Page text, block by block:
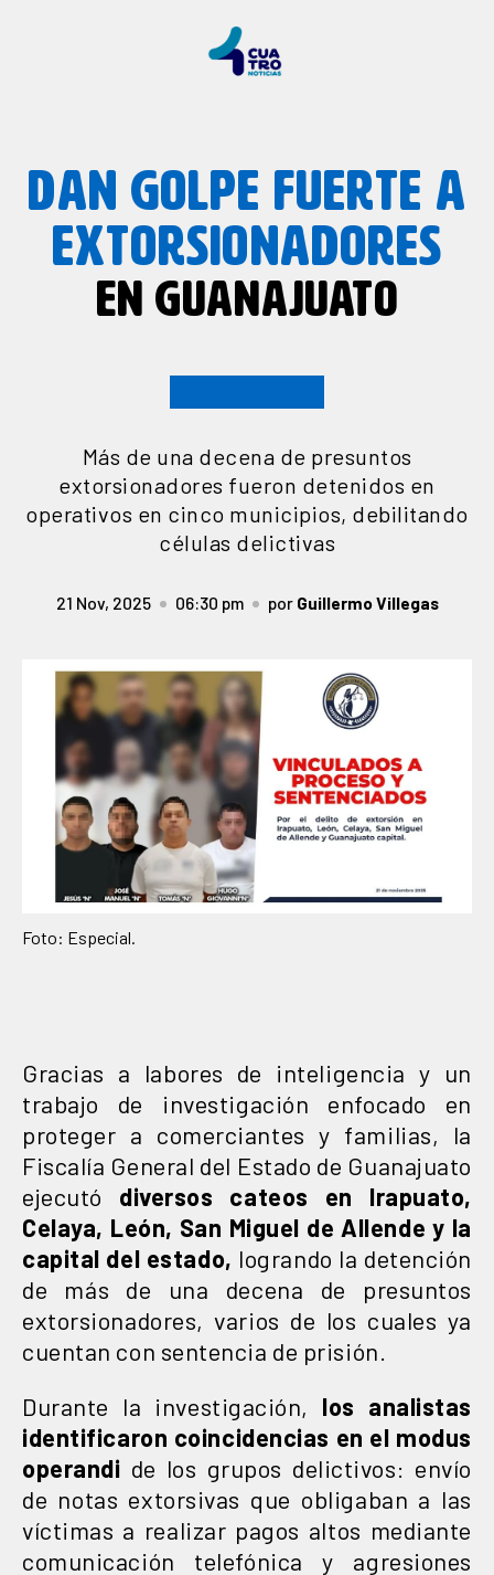
DAN GOLPE FUERTE A
EXTORSIONADORES
EN GUANAJUATO
Más de una decena de presuntos
extorsionadores fueron detenidos en
operativos en cinco municipios, debilitando
células delictivas
21 Nov, 2025 06:30 pm por Guillermo Villegas
Foto: Especial.
Gracias a labores de inteligencia y un
trabajo de investigación enfocado en
proteger a comerciantes y familias, la
Fiscalía General del Estado de Guanajuato
ejecutó diversos cateos en Irapuato,
Celaya, León, San Miguel de Allende y la
capital del estado, logrando la detención
de más de una decena de presuntos
extorsionadores, varios de los cuales ya
cuentan con sentencia de prisión.
Durante la investigación, los analistas
identificaron coincidencias en el modus
operandi de los grupos delictivos: envío
de notas extorsivas que obligaban a las
víctimas a realizar pagos altos mediante
comunicación telefónica y agresiones